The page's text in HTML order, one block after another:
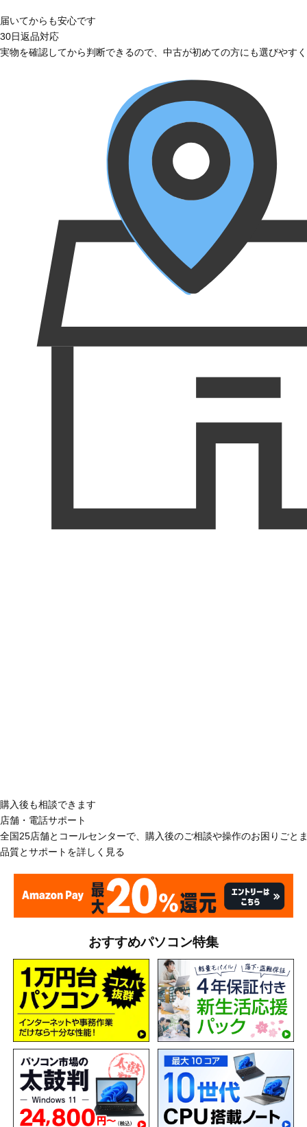
届いてからも安心です
30日返品対応
実物を確認してから判断できるので、中古が初めての方にも選びやす
購入後も相談できます
店舗・電話サポート
全国25店舗とコールセンターで、購入後のご相談や操作のお困りごと
品質とサポートを詳しく見る
おすすめパソコン特集